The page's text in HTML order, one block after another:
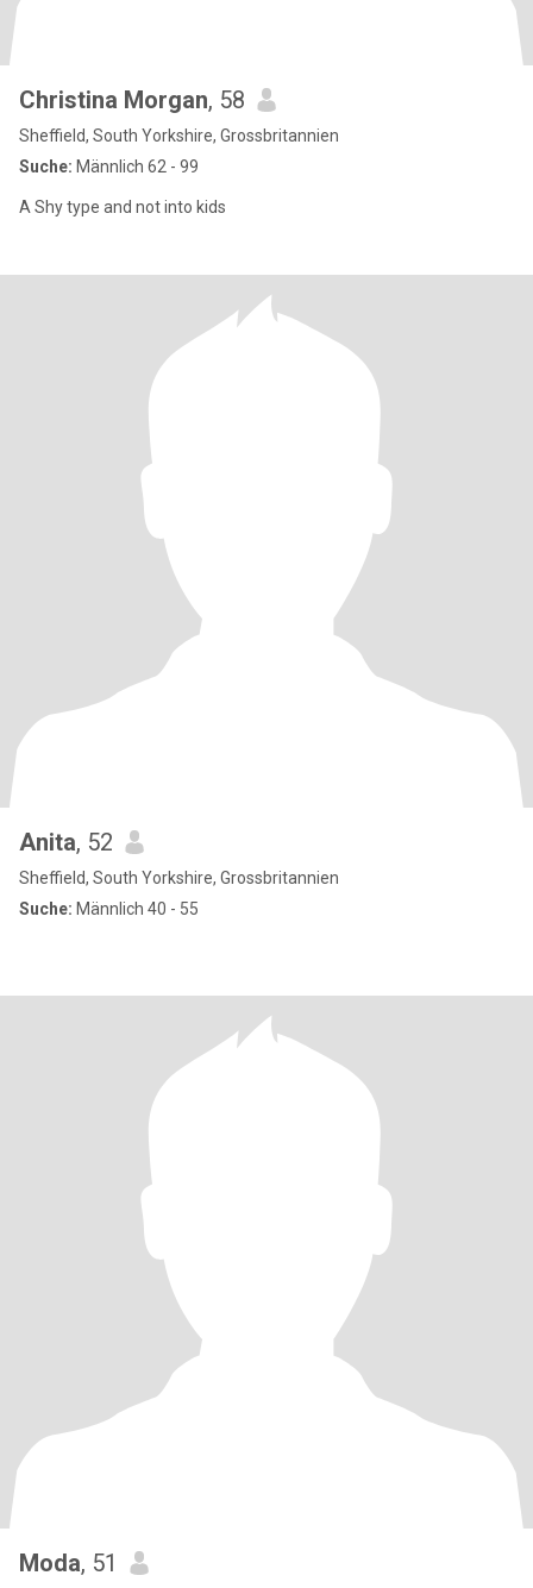
Christina Morgan, 58
Sheffield, South Yorkshire, Grossbritannien
Suche: Männlich 62 - 99
A Shy type and not into kids
Anita, 52
Sheffield, South Yorkshire, Grossbritannien
Suche: Männlich 40 - 55
Moda, 51